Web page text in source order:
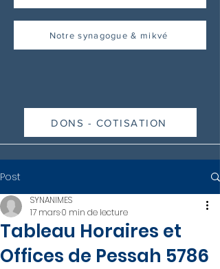
Notre synagogue & mikvé
DONS - COTISATION
Post
Tableau Horaires et
Offices de Pessah 5786
SYNANIMES
17 mars0 min de lecture